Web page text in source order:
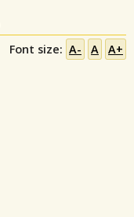
Font size: A- A A+